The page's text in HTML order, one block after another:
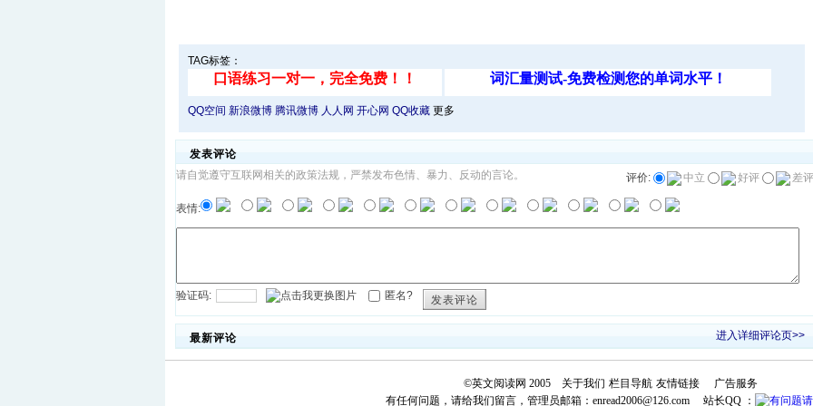
TAG标签：
QQ空间 新浪微博 腾讯微博 人人网 开心网 QQ收藏 更多
发表评论
请自觉遵守互联网相关的政策法规，严禁发布色情、暴力、反动的言论。
评价: 中立 好评 差
表情:
验证码: 匿名? 发表评论
最新评论 进入详细评论页>>